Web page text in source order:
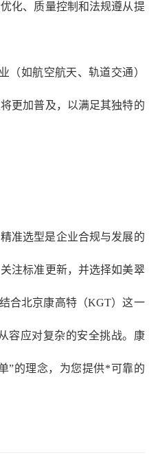
化、质量控制和法规遵从提
（如航空航天、轨道交通）
更加普及，以满足其独特的
准选型是企业合规与发展的
注标准更新，并选择如美翠
合北京康高特（KGT）这一
容应对复杂的安全挑战。康
”的理念，为您提供*可靠的